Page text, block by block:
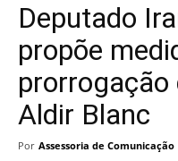
Deputado
propõe
prorrogação
Aldir Blanc
Por Assessoria de Comunicação